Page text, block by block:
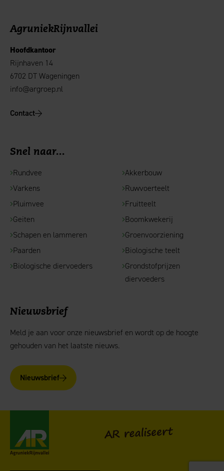
AgruniekRijnvallei
Hoofdkantoor
Rijnhaven 14
6702 DT Wageningen
info@argroep.nl
Contact
Snel naar...
Rundvee
Varkens
Pluimvee
Geiten
Schapen en lammeren
Paarden
Biologische diervoeders
Akkerbouw
Ruwvoerteelt
Fruitteelt
Boomkwekerij
Groenvoorziening
Biologische teelt
Grondstofprijzen
diervoeders
Nieuwsbrief
Meld je aan voor onze nieuwsbrief en wordt op de hoogte
gehouden van het laatste nieuws.
Nieuwsbrief
AR realiseert